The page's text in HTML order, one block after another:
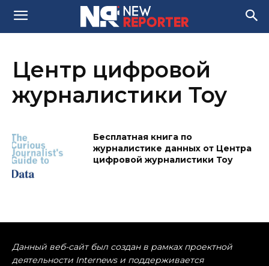
Центр цифровой
журналистики Тоу
Бесплатная книга по
журналистике данных от Центра
цифровой журналистики Тоу
Данный веб-сайт был создан в рамках проектной
деятельности Internews и поддерживается